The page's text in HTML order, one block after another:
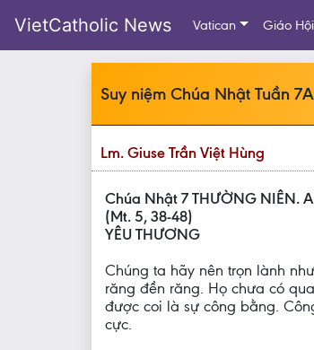
VietCatholic News Vatican Giáo
Suy niệm Chúa Nhật Tuần
Lm. Giuse Trần Việt Hùng
Chúa Nhật 7 THƯỜNG NIÊN. A
(Mt. 5, 38-48)
YÊU THƯƠNG
Chúng ta hãy nên trọn lành
răng đền răng. Họ chưa có
được coi là sự công bằng.
cực.